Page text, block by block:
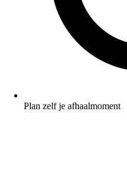
Plan zelf je afhaalmoment